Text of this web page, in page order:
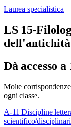
Laurea specialistica
LS 15-
dell'antichità
Dà accesso
Molte
ogni classe.
A-11 Discipline
scientifico/